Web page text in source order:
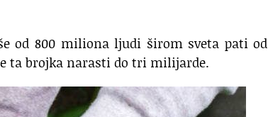
od 800 miliona ljudi širom sveta pati od
ta brojka narasti do tri milijarde.